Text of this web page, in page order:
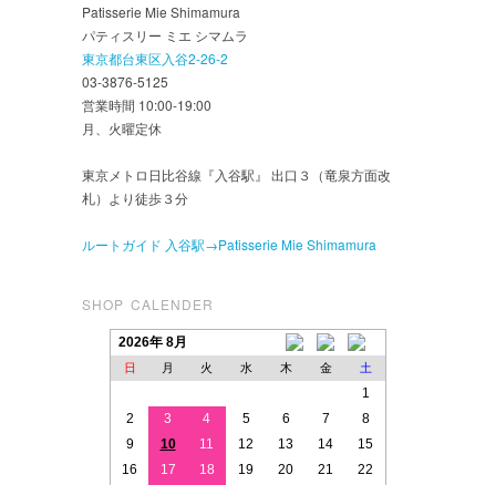
Patisserie Mie Shimamura
パティスリー ミエ シマムラ
東京都台東区入谷2-26-2
03-3876-5125
営業時間 10:00-19:00
月、火曜定休
東京メトロ日比谷線『入谷駅』 出口３（竜泉方面改
札）より徒歩３分
ルートガイド 入谷駅→Patisserie Mie Shimamura
SHOP CALENDER
2026年 8月
日 月 火 水 木 金 土
1
2
3 4 5 6 7
8
9
10 11 12 13 14
15
16
17 18 19 20 21
22